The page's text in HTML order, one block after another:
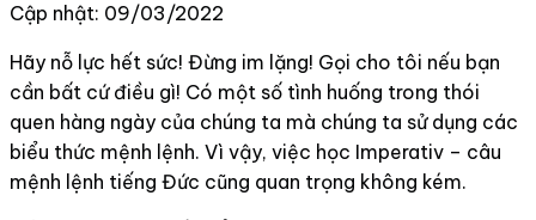
Cập nhật: 09/03/2022
Hãy nỗ lực hết sức! Đừng im lặng! Gọi cho tôi nếu bạn
cần bất cứ điều gì! Có một số tình huống trong thói
quen hàng ngày của chúng ta mà chúng ta sử dụng các
biểu thức mệnh lệnh. Vì vậy, việc học Imperativ – câu
mệnh lệnh tiếng Đức cũng quan trọng không kém.